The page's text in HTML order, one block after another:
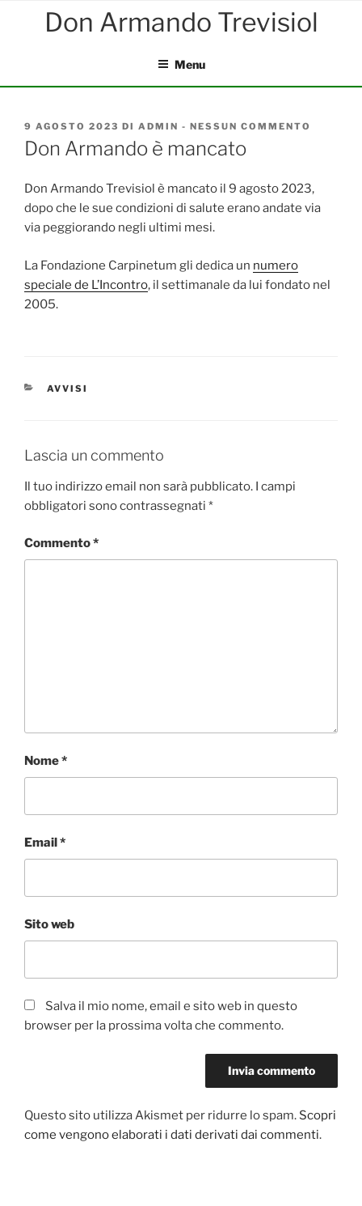
Menu
PUBBLICATO
IL
9 AGOSTO 2023 DI ADMIN - NESSUN COMMENTO
Don Armando è mancato
Don Armando Trevisiol è mancato il 9 agosto 2023,
dopo che le sue condizioni di salute erano andate via
via peggiorando negli ultimi mesi.
La Fondazione Carpinetum gli dedica un numero
speciale de L’Incontro, il settimanale da lui fondato nel
2005.
CATEGORIE
AVVISI
Lascia un commento
Il tuo indirizzo email non sarà pubblicato. I campi
obbligatori sono contrassegnati *
Commento*
Nome*
Email*
Sito web
Salva il mio nome, email e sito web in questo
browser per la prossima volta che commento.
Questo sito utilizza Akismet per ridurre lo spam. Scopri
come vengono elaborati i dati derivati dai commenti.